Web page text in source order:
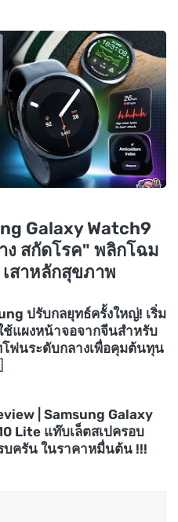
Galaxy Watch9
สกัดโรค" พลิกโฉม
เสาหลักสุขภาพ
ปรับกลยุทธ์ครั้งใหญ่! เริ่ม
ช้แผงหน้าจอจากจีนสำหรับ
ฟนระดับกลางเพื่อคุมต้นทุน
| Samsung Galaxy
Lite แท๊บเล็ตสเปครอบ
บครัน ในราคาหมื่นต้น !!!